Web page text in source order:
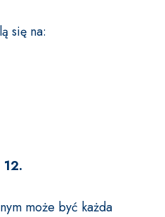
się na:
12.
może być każda